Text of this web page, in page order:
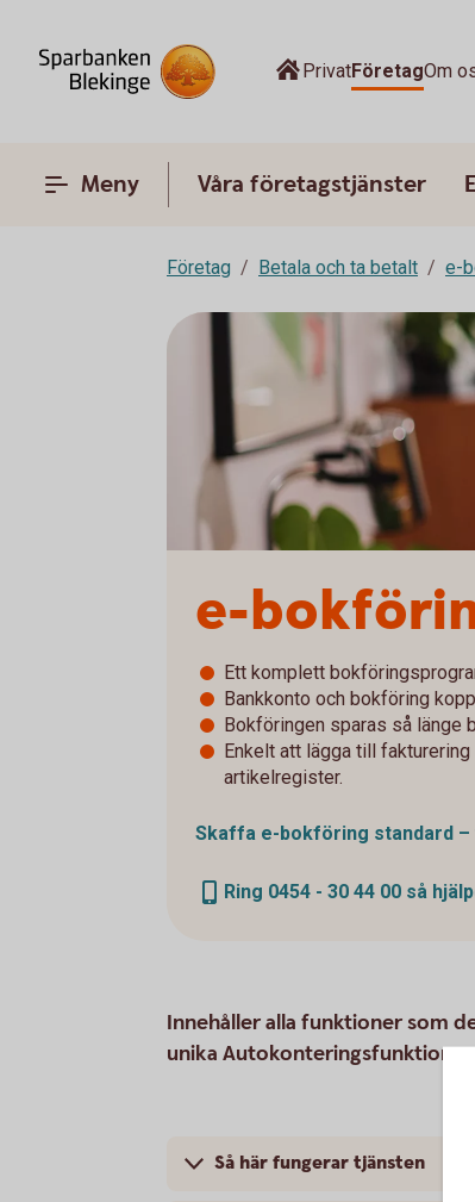
PrivatFöretagOm
Meny Våra företagstjänster
Företag Betala och ta betalt e-
e-
Ett komplett
Bankkonto och bokföring
Bokföringen sparas så länge
Enkelt att lägga till
artikelregister.
Skaffa e-bokföring standard
Ring 0454 - 30 44 00 så
Innehåller alla funktioner som
unika
Så här fungerar tjänsten